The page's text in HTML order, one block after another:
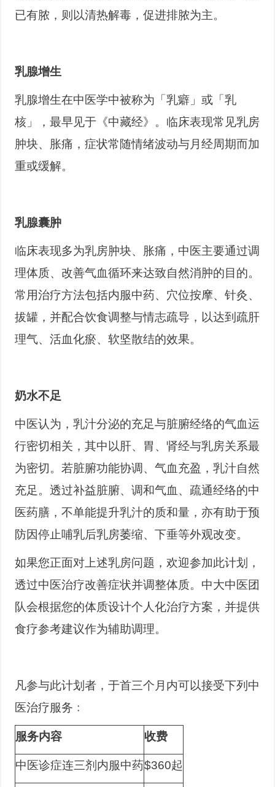
已有脓，则以清热解毒，促进排脓为主。
乳腺增生
乳腺增生在中医学中被称为「乳癖」或「乳
核」，最早见于《中藏经》。临床表现常见乳房
肿块、胀痛，症状常随情绪波动与月经周期而加
重或缓解。
乳腺囊肿
临床表现多为乳房肿块、胀痛，中医主要通过调
理体质、改善气血循环来达致自然消肿的目的。
常用治疗方法包括内服中药、穴位按摩、针灸、
拔罐，并配合饮食调整与情志疏导，以达到疏肝
理气、活血化瘀、软坚散结的效果。
奶水不足
中医认为，乳汁分泌的充足与脏腑经络的气血运
行密切相关，其中以肝、胃、肾经与乳房关系最
为密切。若脏腑功能协调、气血充盈，乳汁自然
充足。透过补益脏腑、调和气血、疏通经络的中
医药膳，不单能提升乳汁的质和量，亦有助于预
防因停止哺乳后乳房萎缩、下垂等外观改变。
如果您正面对上述乳房问题，欢迎参加此计划，
透过中医治疗改善症状并调整体质。中大中医团
队会根据您的体质设计个人化治疗方案，并提供
食疗参考建议作为辅助调理。
凡参与此计划者，于首三个月内可以接受下列中
医治疗服务﹕
服务内容 收费
中医诊症连三剂内服中药$360起